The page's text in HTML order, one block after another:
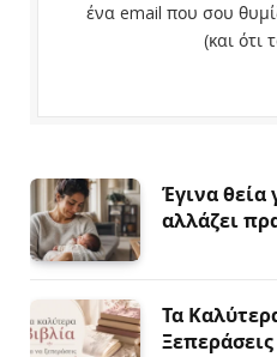
ένα email που σου
(και ότι
Έγινα
αλλάζει
Τα